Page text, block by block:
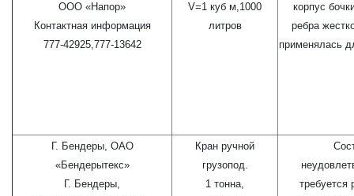
ООО «Напор»
Контактная информация
777-42925,777-13642
V=1 куб м,1000
литров
корпус
ребра
применялась
Г. Бендеры, ОАО
«Бендерытекс»
Г. Бендеры,
Кран ручной
грузопод.
1 тонна,
требуется